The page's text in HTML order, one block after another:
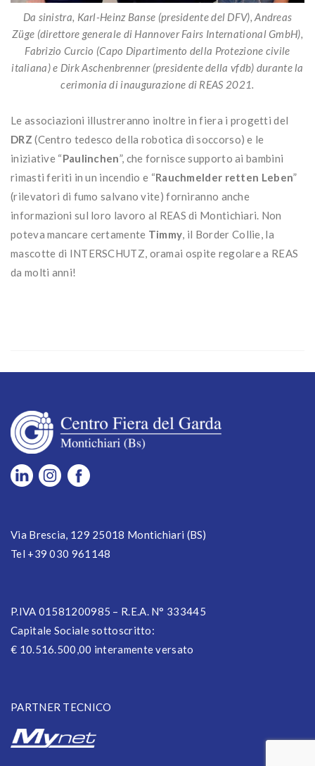
Da sinistra, Karl-Heinz Banse (presidente del DFV), Andreas
Züge (direttore generale di Hannover Fairs International GmbH),
Fabrizio Curcio (Capo Dipartimento della Protezione civile
italiana) e Dirk Aschenbrenner (presidente della vfdb) durante la
cerimonia di inaugurazione di REAS 2021.
Le associazioni illustreranno inoltre in fiera i progetti del
DRZ (Centro tedesco della robotica di soccorso) e le
iniziative “Paulinchen”, che fornisce supporto ai bambini
rimasti feriti in un incendio e “Rauchmelder retten Leben”
(rilevatori di fumo salvano vite) forniranno anche
informazioni sul loro lavoro al REAS di Montichiari. Non
poteva mancare certamente Timmy, il Border Collie, la
mascotte di INTERSCHUTZ, oramai ospite regolare a REAS
da molti anni!
Via Brescia, 129 25018 Montichiari (BS)
Tel +39 030 961148
P.IVA 01581200985 – R.E.A. N° 333445
Capitale Sociale sottoscritto:
€ 10.516.500,00 interamente versato
PARTNER TECNICO